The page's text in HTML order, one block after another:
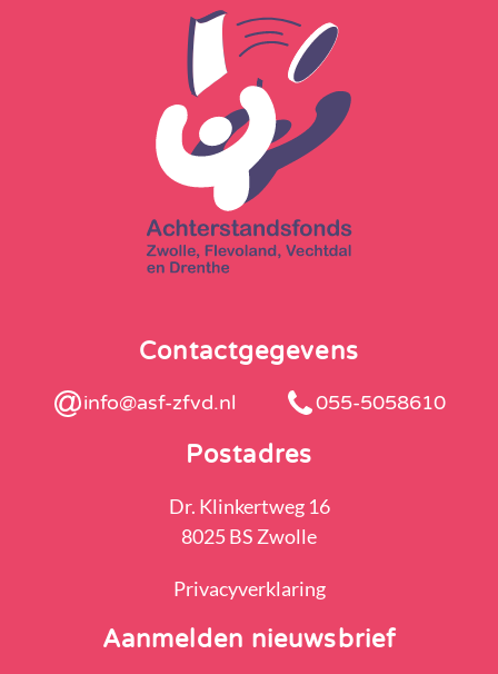
Contactgegevens
info@asf-zfvd.nl 055-5058610
Postadres
Dr. Klinkertweg 16
8025 BS Zwolle
Privacyverklaring
Aanmelden nieuwsbrief